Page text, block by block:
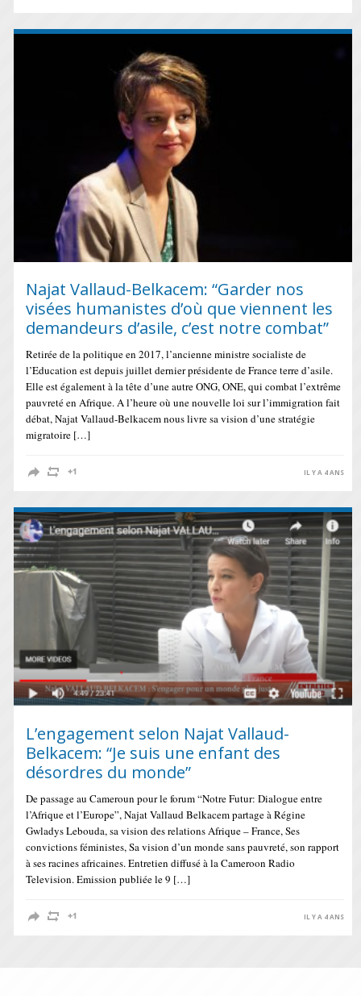
Najat Vallaud-Belkacem: “Garder nos
visées humanistes d’où que viennent les
demandeurs d’asile, c’est notre combat”
Retirée de la politique en 2017, l’ancienne ministre socialiste de
l’Education est depuis juillet dernier présidente de France terre d’asile.
Elle est également à la tête d’une autre ONG, ONE, qui combat l’extrême
pauvreté en Afrique. A l’heure où une nouvelle loi sur l’immigration fait
débat, Najat Vallaud-Belkacem nous livre sa vision d’une stratégie
migratoire […]
IL Y A 4 ANS
L’engagement selon Najat Vallaud-
Belkacem: “Je suis une enfant des
désordres du monde”
De passage au Cameroun pour le forum “Notre Futur: Dialogue entre
l’Afrique et l’Europe”, Najat Vallaud Belkacem partage à Régine
Gwladys Lebouda, sa vision des relations Afrique – France, Ses
convictions féministes, Sa vision d’un monde sans pauvreté, son rapport
à ses racines africaines. Entretien diffusé à la Cameroon Radio
Television. Emission publiée le 9 […]
IL Y A 4 ANS